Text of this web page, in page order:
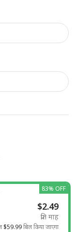
$2.49
प्रति माह
$59.99बिल किया जाएगा
83% OFF